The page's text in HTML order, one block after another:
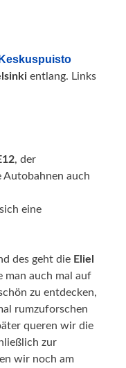
Keskuspuisto
entlang. Links
, der
Autobahnen auch
eine
des geht die Eliel
man auch mal auf
zu entdecken,
rumzuforschen
queren wir die
zur
wir noch am